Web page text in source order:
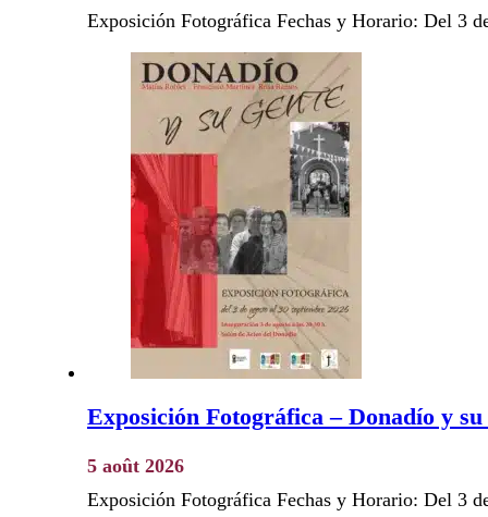
Exposición Fotográfica Fechas y Horario: Del 3
Exposición Fotográfica – Donadío y su
5 août 2026
Exposición Fotográfica Fechas y Horario: Del 3